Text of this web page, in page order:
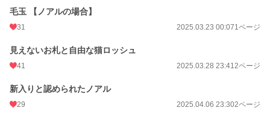
毛玉 【ノアルの場合】
31 2025.03.23 00:071ページ
見えないお札と自由な猫ロッシュ
41 2025.03.28 23:412ページ
新入りと認められたノアル
29 2025.04.06 23:302ページ